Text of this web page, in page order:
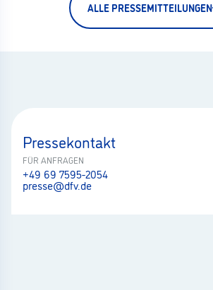
ALLE PRESSEMITTEILUNGEN
Pressekontakt
FÜR ANFRAGEN
+49 69 7595-2054
presse@dfv.de